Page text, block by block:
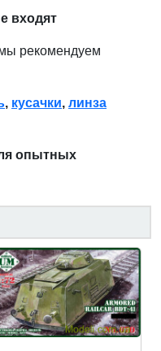
входят
рекомендуем
, кусачки, линза
опытных